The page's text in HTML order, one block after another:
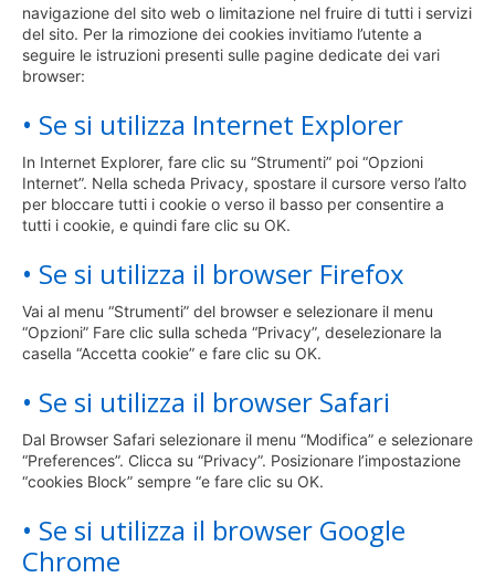
navigazione del sito web o limitazione nel fruire di tutti i servizi
del sito. Per la rimozione dei cookies invitiamo l’utente a
seguire le istruzioni presenti sulle pagine dedicate dei vari
browser:
• Se si utilizza Internet Explorer
In Internet Explorer, fare clic su “Strumenti” poi “Opzioni
Internet”. Nella scheda Privacy, spostare il cursore verso l’alto
per bloccare tutti i cookie o verso il basso per consentire a
tutti i cookie, e quindi fare clic su OK.
• Se si utilizza il browser Firefox
Vai al menu “Strumenti” del browser e selezionare il menu
“Opzioni” Fare clic sulla scheda “Privacy”, deselezionare la
casella “Accetta cookie” e fare clic su OK.
• Se si utilizza il browser Safari
Dal Browser Safari selezionare il menu “Modifica” e selezionare
“Preferences”. Clicca su “Privacy”. Posizionare l’impostazione
“cookies Block” sempre “e fare clic su OK.
• Se si utilizza il browser Google
Chrome